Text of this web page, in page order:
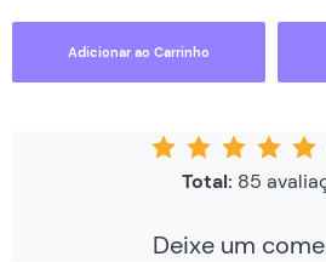
Adicionar ao Carrinho
Total: 85
Deixe um